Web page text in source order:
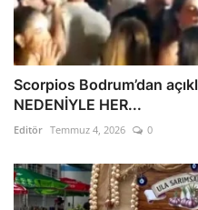
Scorpios Bodrum’dan
NEDENİYLE HER...
Editör Temmuz 4, 2026 0